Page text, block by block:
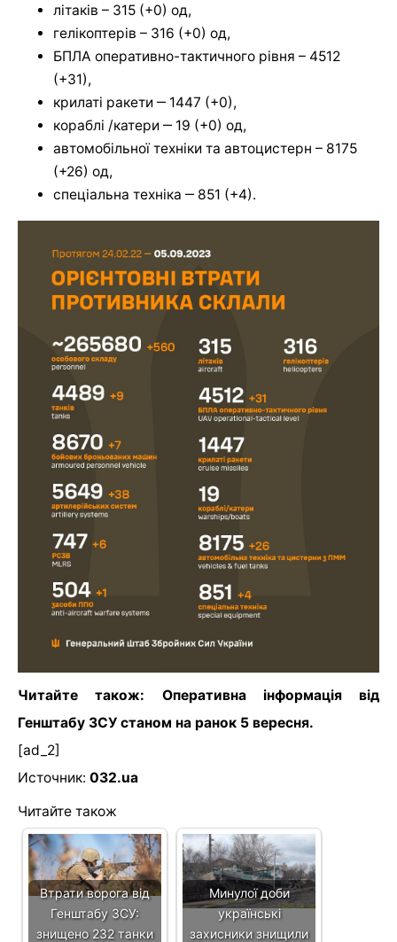
літаків – 315 (+0) од,
гелікоптерів – 316 (+0) од,
БПЛА оперативно-тактичного рівня – 4512
(+31),
крилаті ракети ‒ 1447 (+0),
кораблі /катери ‒ 19 (+0) од,
автомобільної техніки та автоцистерн – 8175
(+26) од,
спеціальна техніка ‒ 851 (+4).
Читайте також: Оперативна інформація від
Генштабу ЗСУ станом на ранок 5 вересня.
[ad_2]
Источник: 032.ua
Читайте також
Втрати ворога від
Генштабу ЗСУ:
знищено 232 танки
Минулої доби
українські
захисники знищили